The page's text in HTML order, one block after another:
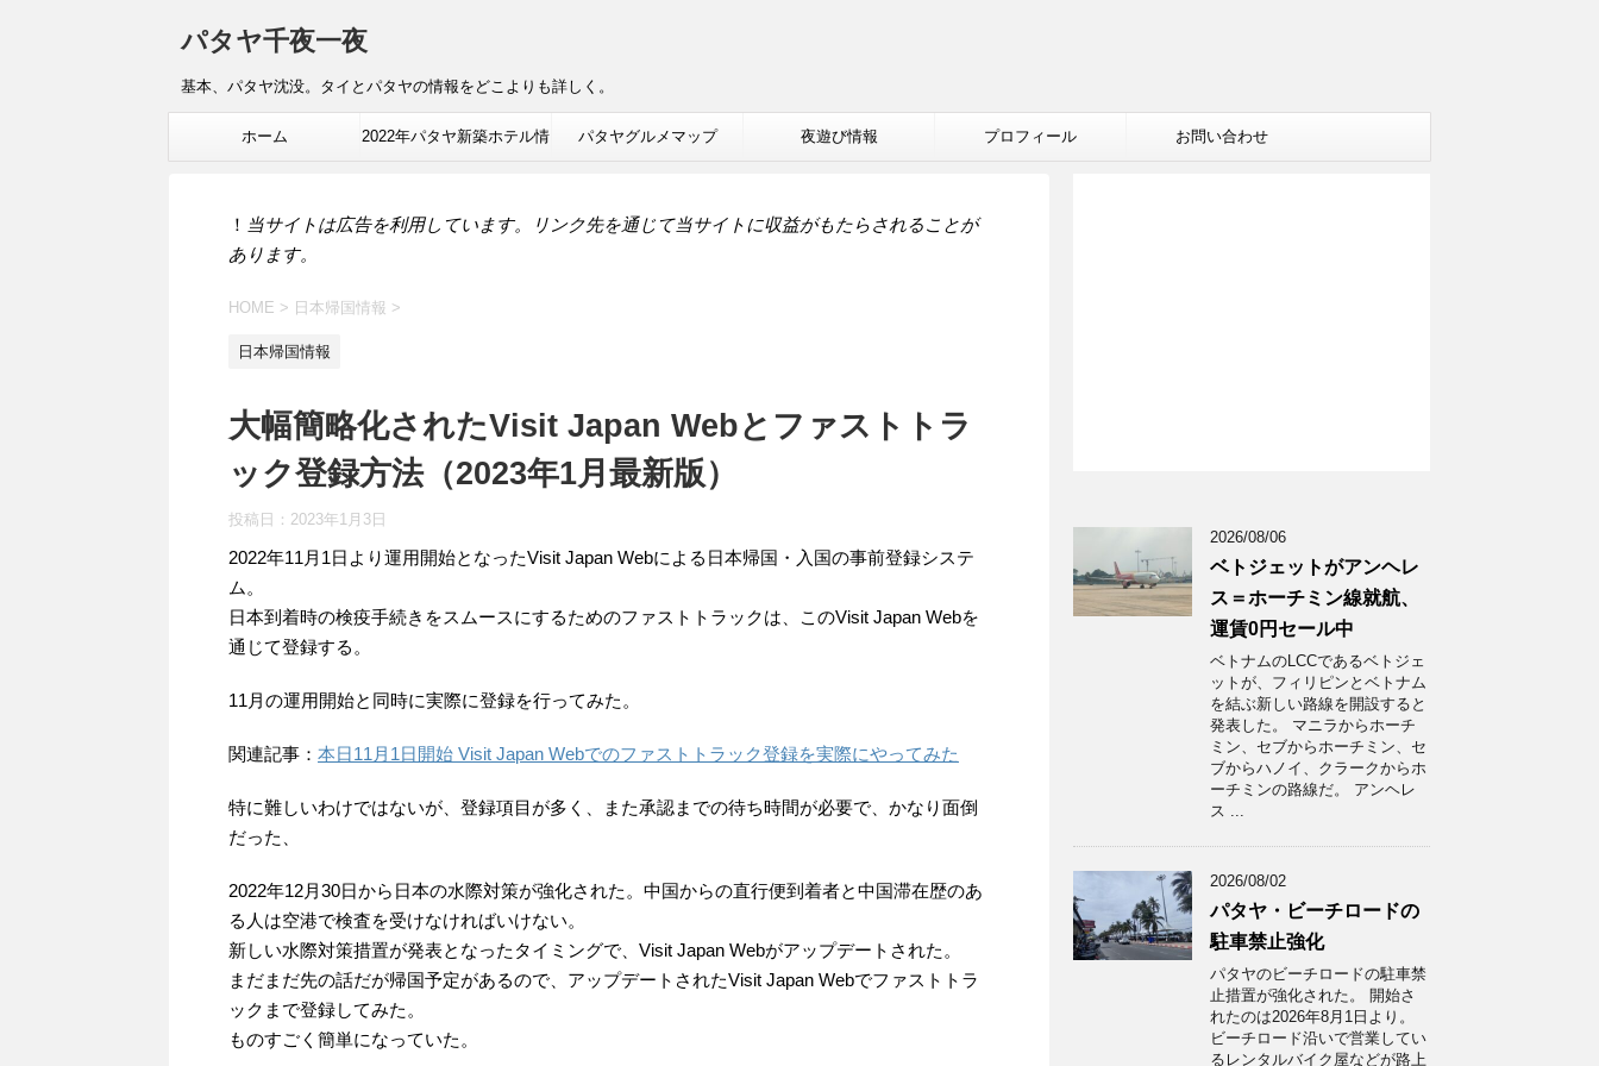
パタヤ千夜一夜
基本、パタヤ沈没。タイとパタヤの情報をどこよりも詳しく。
ホーム 2022年パタヤ新築ホテル情 パタヤグルメマップ 夜遊び情報 プロフィール お問い合わせ
！ 当サイトは広告を利用しています。リンク先を通じて当サイトに収益がもたらされることが
あります。
HOME > 日本帰国情報 >
日本帰国情報
大幅簡略化されたVisit Japan Webとファストトラ
ック登録方法（2023年1月最新版）
投稿日： 2023年1月3日
2022年11月1日より運用開始となったVisit Japan Webによる日本帰国・入国の事前登録システ
ム。
日本到着時の検疫手続きをスムースにするためのファストトラックは、このVisit Japan Webを
通じて登録する。
11月の運用開始と同時に実際に登録を行ってみた。
関連記事： 本日11月1日開始 Visit Japan Webでのファストトラック登録を実際にやってみた
特に難しいわけではないが、登録項目が多く、また承認までの待ち時間が必要で、かなり面倒
だった、
2022年12月30日から日本の水際対策が強化された。中国からの直行便到着者と中国滞在歴のあ
る人は空港で検査を受けなければいけない。
新しい水際対策措置が発表となったタイミングで、Visit Japan Webがアップデートされた。
まだまだ先の話だが帰国予定があるので、アップデートされたVisit Japan Webでファストトラ
ックまで登録してみた。
ものすごく簡単になっていた。
2026/08/06
ベトジェットがアンヘレ
ス＝ホーチミン線就航、
運賃0円セール中
ベトナムのLCCであるベトジェ
ットが、フィリピンとベトナム
を結ぶ新しい路線を開設すると
発表した。 マニラからホーチ
ミン、セブからホーチミン、セ
ブからハノイ、クラークからホ
ーチミンの路線だ。 アンヘレ
ス ...
2026/08/02
パタヤ・ビーチロードの
駐車禁止強化
パタヤのビーチロードの駐車禁
止措置が強化された。 開始さ
れたのは2026年8月1日より。
ビーチロード沿いで営業してい
るレンタルバイク屋などが路上